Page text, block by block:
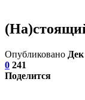
Опубликовано
0 241
Поделится